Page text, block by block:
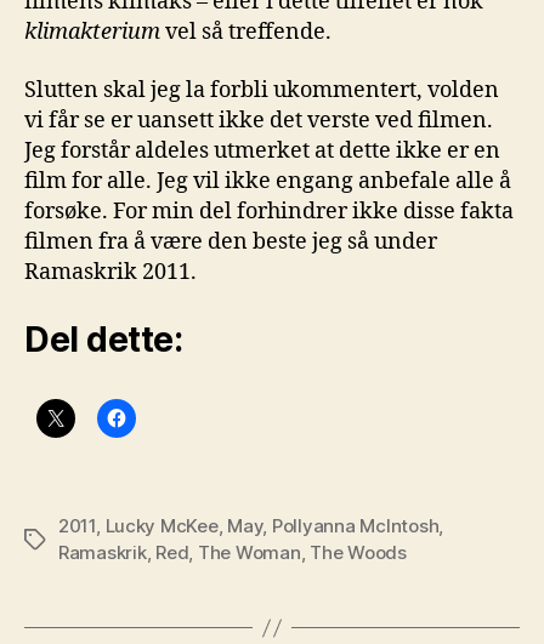
klimakteriumvel så treffende.
Slutten skal jeg la forbli ukommentert, volden
vi får se er uansett ikke det verste ved filmen.
Jeg forstår aldeles utmerket at dette ikke er en
film for alle. Jeg vil ikke engang anbefale alle å
forsøke. For min del forhindrer ikke disse fakta
filmen fra å være den beste jeg så under
Ramaskrik 2011.
Del dette:
Stikkord
2011, Lucky McKee, May, Pollyanna McIntosh,
Ramaskrik, Red, The Woman, The Woods